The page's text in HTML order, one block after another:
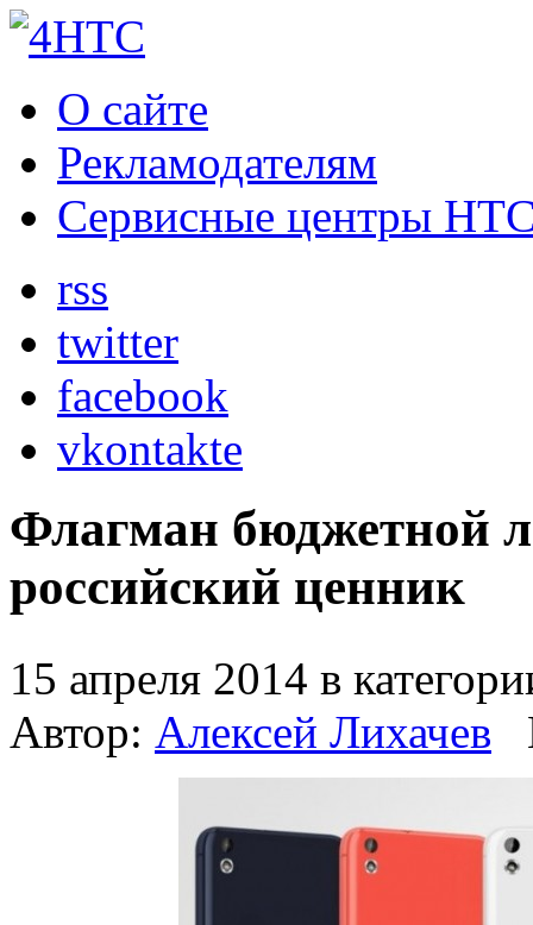
О сайте
Рекламодателям
Сервисные центры
rss
twitter
facebook
vkontakte
Флагман бюджетной
российский ценник
15 апреля 2014 в
Автор: Алексей Лихачев